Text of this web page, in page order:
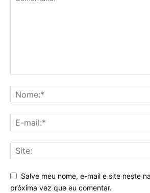
Salve meu nome, e-mail e site neste
próxima vez que eu comentar.